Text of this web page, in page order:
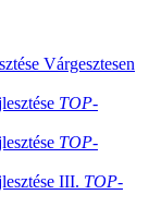
Várgesztesen
TOP-
TOP-
III. TOP-